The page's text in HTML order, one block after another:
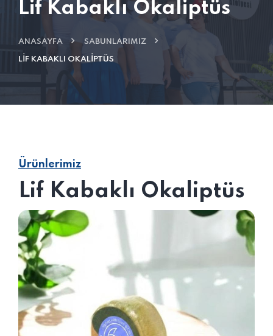
Lif Kabaklı Okaliptüs
ANASAYFA SABUNLARIMIZ
LIF KABAKLI OKALIPTÜS
Ürünlerimiz
Lif Kabaklı Okaliptüs